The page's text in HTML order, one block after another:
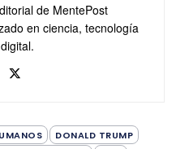
de MentePost
en ciencia, tecnología
DONALD TRUMP